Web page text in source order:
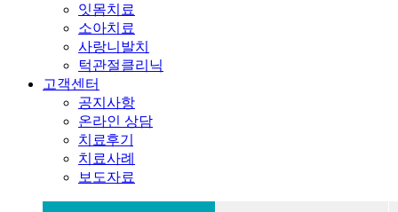
잇몸치료
소아치료
사랑니발치
턱관절클리닉
고객센터
공지사항
온라인 상담
치료후기
치료사례
보도자료